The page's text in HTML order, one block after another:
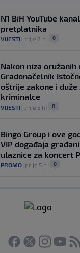
N1 BiH YouTube
pretplatnika
VIJESTI prije 2 h 0
Nakon niza oružanih
Gradonačelnik
oštrije zakone i
kriminalce
VIJESTI prije 5 h 0
Bingo Group i ove
VIP događaja
ulaznice za koncert
PROMO prije 5 h 0